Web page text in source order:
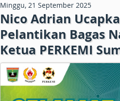
Minggu, 21 September 2025
Nico Adrian
Pelantikan Bagas
Ketua PERKEMI